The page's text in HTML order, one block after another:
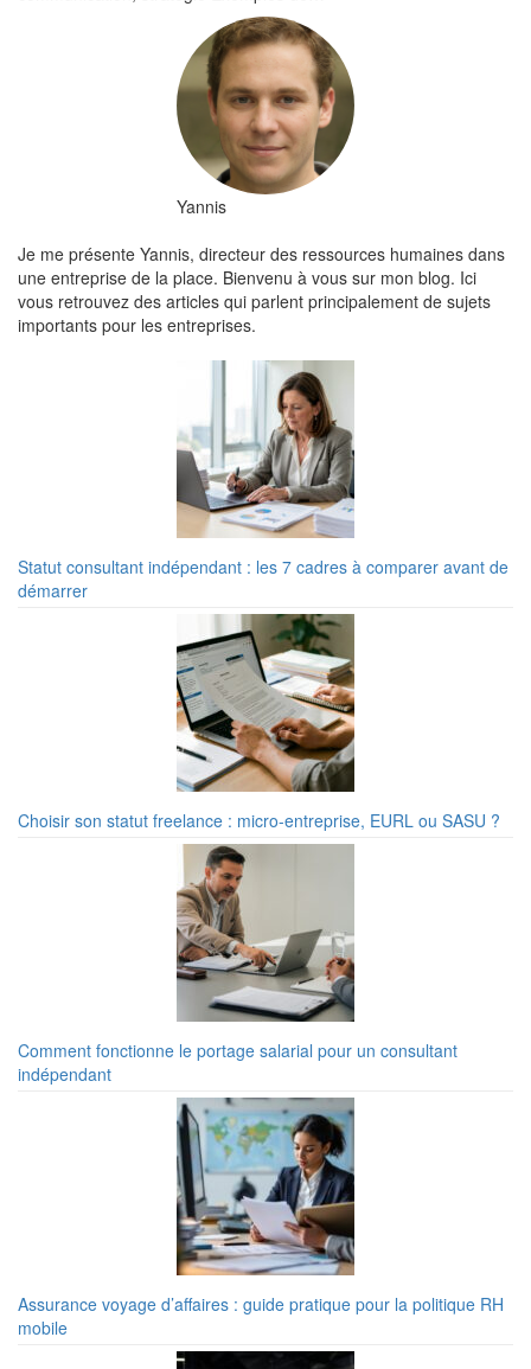
Yannis
Je me présente Yannis, directeur des ressources humaines dans
une entreprise de la place. Bienvenu à vous sur mon blog. Ici
vous retrouvez des articles qui parlent principalement de sujets
importants pour les entreprises.
Statut consultant indépendant : les 7 cadres à comparer avant de
démarrer
Choisir son statut freelance : micro-entreprise, EURL ou SASU ?
Comment fonctionne le portage salarial pour un consultant
indépendant
Assurance voyage d’affaires : guide pratique pour la politique RH
mobile